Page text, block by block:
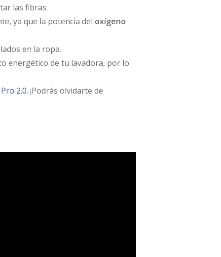
las fibras.
ya que la potencia del oxígeno
en la ropa.
energético de tu lavadora, por lo
2.0. ¡Podrás olvidarte de